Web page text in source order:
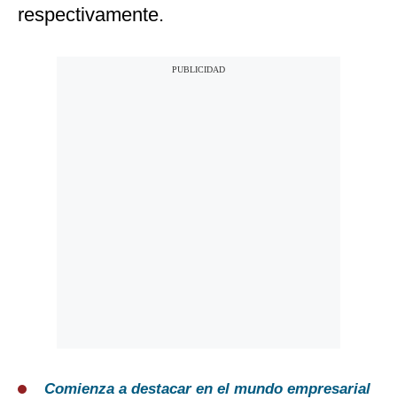
respectivamente.
Comienza a destacar en el mundo empresarial